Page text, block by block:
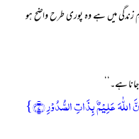
زندگی میں ہے وہ پوری طرح واضح ہو
ہے۔‘‘
عَلِیۡمٌۢ بِذَاتِ الصُّدُوۡرِ ﴿۷﴾}